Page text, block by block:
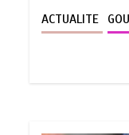
ACTUALITE